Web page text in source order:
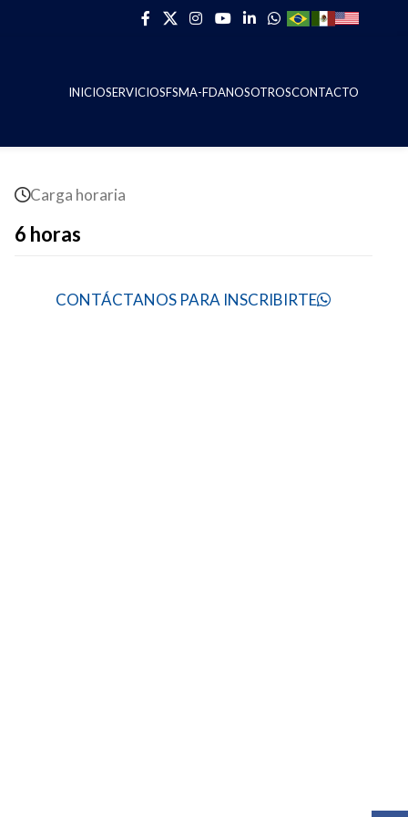
INICIOSERVICIOSFSMA-FDANOSOTROSCONTACTO
Carga horaria
6 horas
CONTÁCTANOS PARA INSCRIBIRTE